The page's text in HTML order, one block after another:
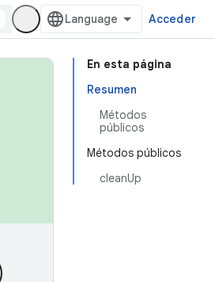
Acceder
En esta página
Resumen
Métodos
públicos
Métodos públicos
cleanUp